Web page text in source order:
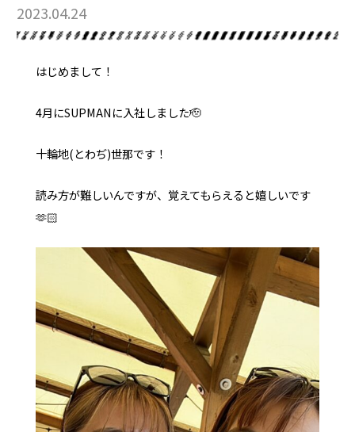
お問い合わせ オンラインストア
2023.04.24
はじめまして！
4月にSUPMANに入社しました🫡
十輪地(とわぢ)世那です！
読み方が難しいんですが、覚えてもらえると嬉しいです
🫶🏻